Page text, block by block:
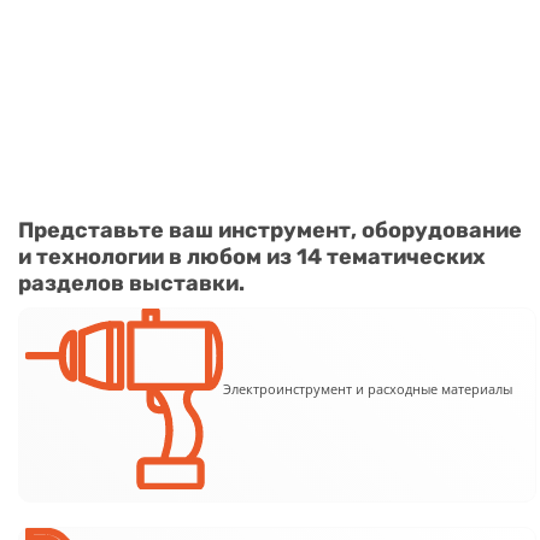
Представьте ваш инструмент, оборудование
и технологии в любом из 14 тематических
разделов выставки.
Электроинструмент и расходные материалы